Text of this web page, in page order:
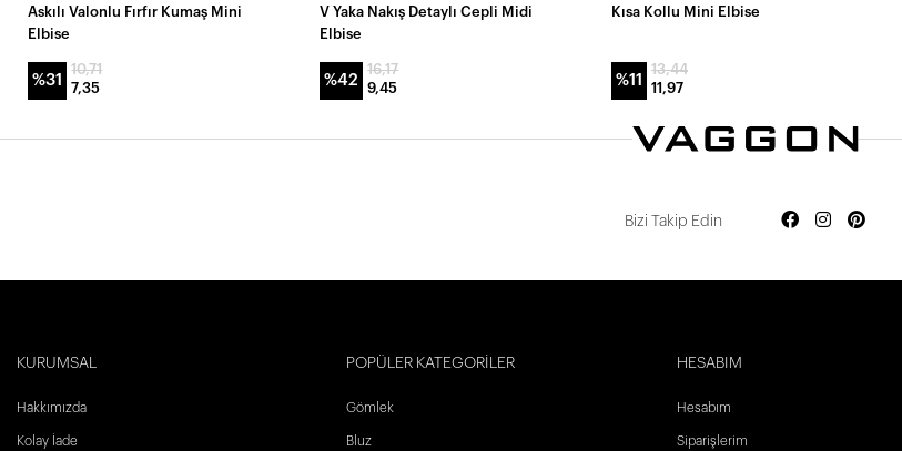
Askılı Valonlu Fırfır Kumaş Mini
Elbise
%31
10,71
7,35
V Yaka Nakış Detaylı Cepli Midi
Elbise
%42
16,17
9,45
Kısa Kollu Mini Elbise
%11
13,44
11,97
Bizi Takip Edin
KURUMSAL
Hakkımızda
Kolay İade
POPÜLER KATEGORİLER
Gömlek
Bluz
HESABIM
Hesabım
Siparişlerim